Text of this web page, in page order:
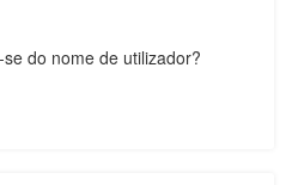
se do nome de utilizador?